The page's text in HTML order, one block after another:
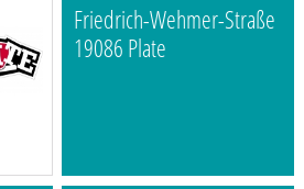
Friedrich-Wehmer-Straße
19086 Plate